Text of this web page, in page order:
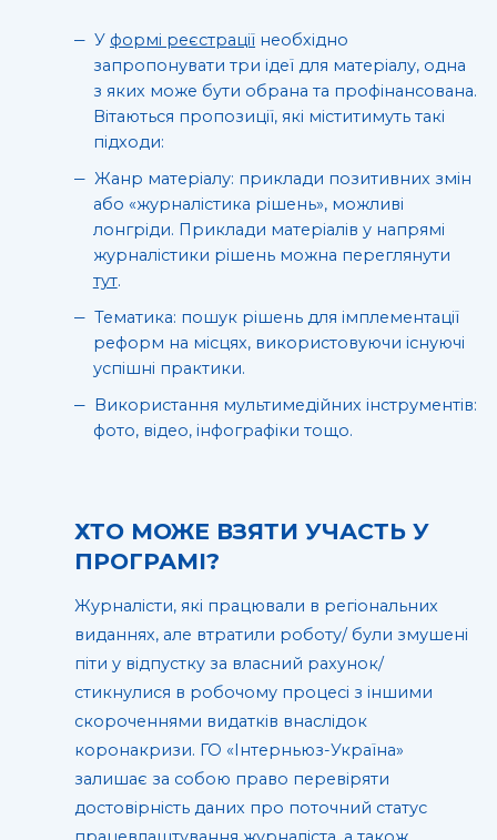
У формі реєстрації необхідно
запропонувати три ідеї для матеріалу, одна
з яких може бути обрана та профінансована.
Вітаються пропозиції, які міститимуть такі
підходи:
Жанр матеріалу: приклади позитивних змін
або «журналістика рішень», можливі
лонгріди. Приклади матеріалів у напрямі
журналістики рішень можна переглянути
тут.
Тематика: пошук рішень для імплементації
реформ на місцях, використовуючи існуючі
успішні практики.
Використання мультимедійних інструментів:
фото, відео, інфографіки тощо.
ХТО МОЖЕ ВЗЯТИ УЧАСТЬ У
ПРОГРАМІ?
Журналісти, які працювали в регіональних
виданнях, але втратили роботу/ були змушені
піти у відпустку за власний рахунок/
стикнулися в робочому процесі з іншими
скороченнями видатків внаслідок
коронакризи. ГО «Інтерньюз-Україна»
залишає за собою право перевіряти
достовірність даних про поточний статус